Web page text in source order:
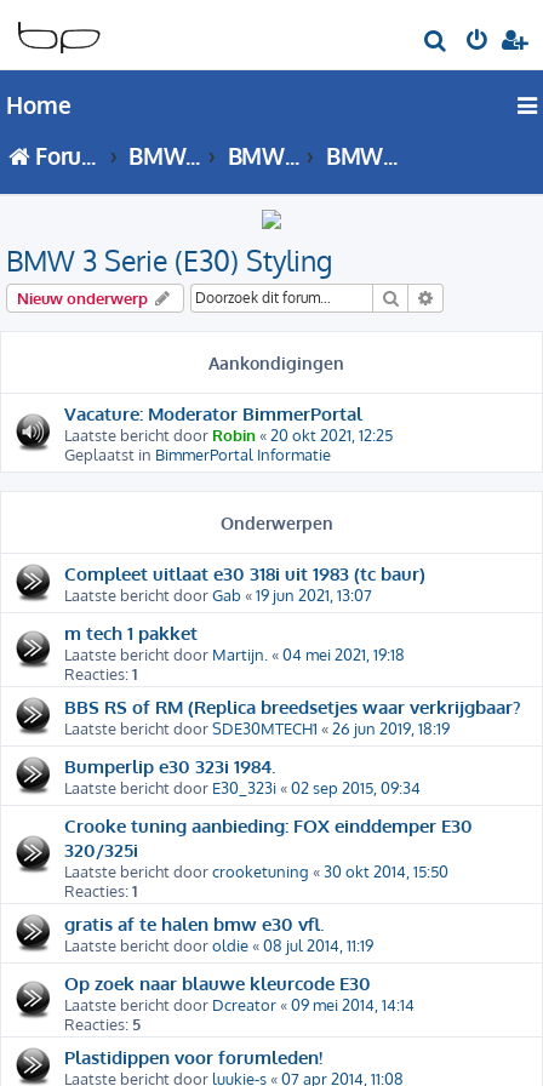
o
Home
Forumoverzicht
BMW 3 Serie BMW 3 Serie - E30 forum BMW 3 Serie (E30) Styling
BMW 3 Serie (E30) Styling
Nieuw onderwerp Zoek
Aankondigingen
Vacature: Moderator BimmerPortal
Laatste bericht door Robin«20 okt 2021, 12:25
Geplaatst in BimmerPortal Informatie
Onderwerpen
Compleet uitlaat e30 318i uit 1983 (tc baur)
Laatste bericht doorGab«19 jun 2021, 13:07
m tech 1 pakket
Laatste bericht door Martijn. «04 mei 2021, 19:18
Reacties:1
BBS RS of RM (Replica breedsetjes waar verkrijgbaar?
Laatste bericht doorSDE30MTECH1 «26 jun 2019, 18:19
Bumperlip e30 323i 1984.
Laatste bericht door E30_323i«02 sep 2015, 09:34
Crooke tuning aanbieding: FOX einddemper E30
320/325i
Laatste bericht doorcrooketuning «30 okt 2014, 15:50
Reacties:1
gratis af te halen bmw e30 vfl.
Laatste bericht dooroldie«08 jul 2014, 11:19
Op zoek naar blauwe kleurcode E30
Laatste bericht door Dcreator«09 mei 2014, 14:14
Reacties: 5
Plastidippen voor forumleden!
Laatste bericht door luukie-s«07 apr 2014, 11:08